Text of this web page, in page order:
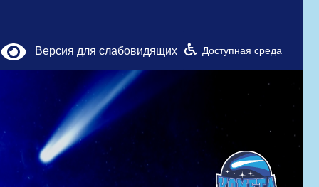
Версия для слабовидящих Доступная среда